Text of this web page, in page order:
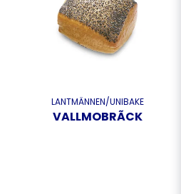
LANTMÄNNEN/UNIBAKE
VALLMOBRÃCK